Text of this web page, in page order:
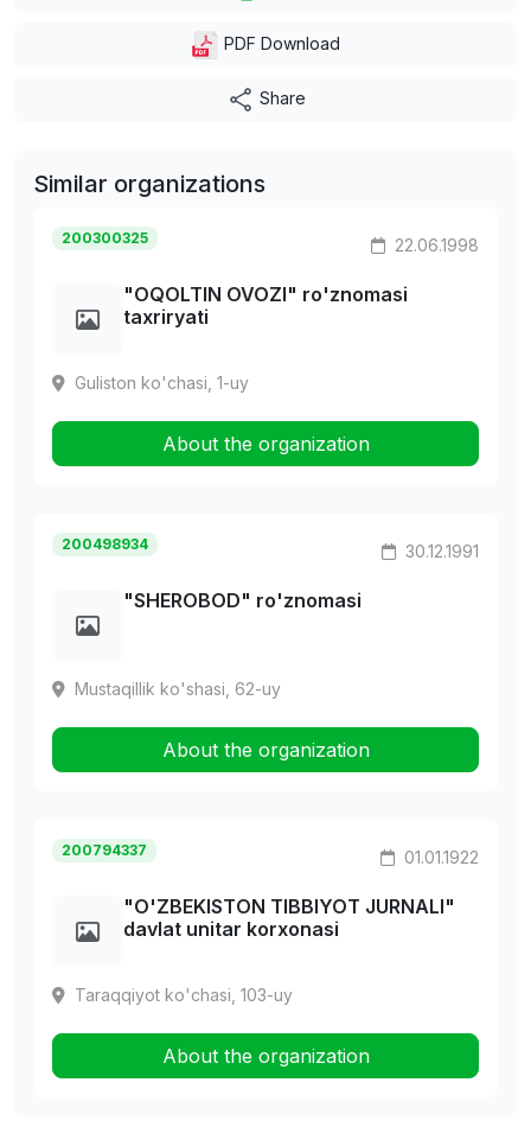
PDF Download
Share
Similar organizations
200300325 22.06.1998
"OQOLTIN OVOZI" ro'znomasi
taxriryati
Guliston ko'chasi, 1-uy
About the organization
200498934 30.12.1991
"SHEROBOD" ro'znomasi
Mustaqillik ko'shasi, 62-uy
About the organization
200794337 01.01.1922
"O'ZBEKISTON TIBBIYOT JURNALI"
davlat unitar korxonasi
Taraqqiyot ko'chasi, 103-uy
About the organization